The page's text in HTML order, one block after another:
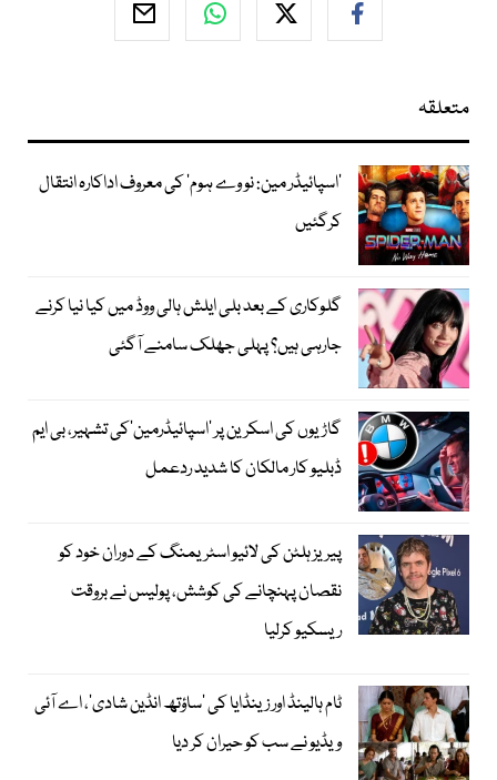
متعلقہ
’اسپائیڈر مین: نو وے ہوم‘ کی معروف اداکارہ انتقال
کرگئیں
گلوکاری کے بعد بلی ایلش ہالی ووڈ میں کیا نیا کرنے
جارہی ہیں؟ پہلی جھلک سامنے آگئی
گاڑیوں کی اسکرین پر ’اسپائیڈرمین‘کی تشہیر، بی ایم
ڈبلیو کار مالکان کا شدید ردعمل
پیریز ہلٹن کی لائیو اسٹریمنگ کے دوران خود کو
نقصان پہنچانے کی کوشش، پولیس نے بروقت
ریسکیو کرلیا
ٹام ہالینڈ اور زینڈایا کی ’ساؤتھ انڈین شادی‘، اے آئی
ویڈیو نے سب کو حیران کر دیا